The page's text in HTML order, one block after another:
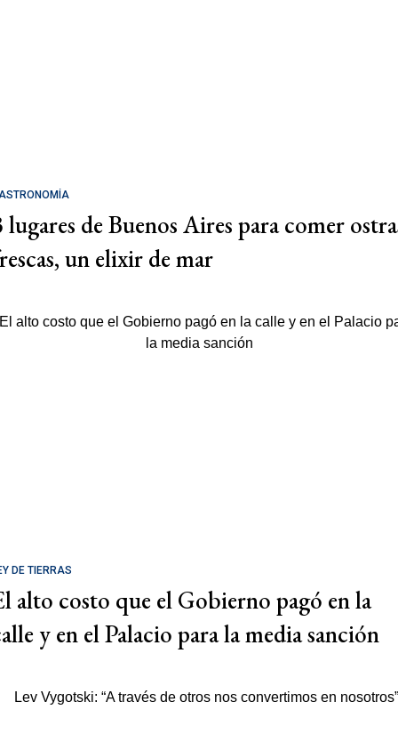
lugares de Buenos Aires para comer
un elixir de mar
DE TIERRAS
alto costo que el Gobierno pagó en la
y en el Palacio para la media sanción